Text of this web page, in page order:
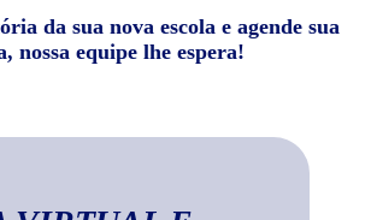
da sua nova escola e agende sua
nossa equipe lhe espera!